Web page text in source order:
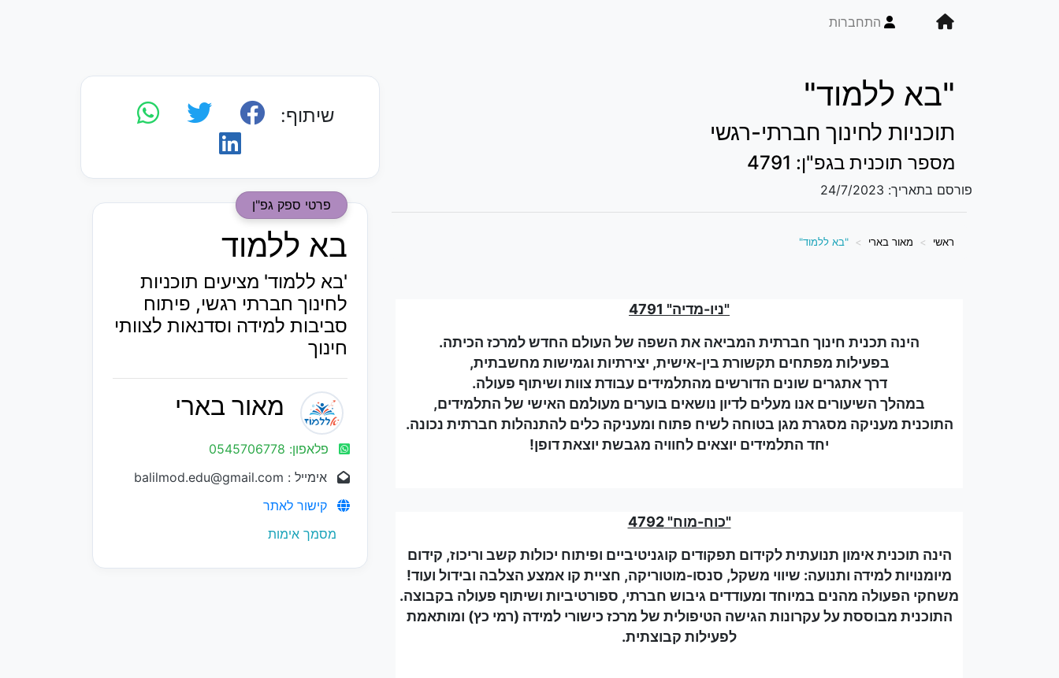
התחברות
"בא ללמוד"
תוכניות לחינוך חברתי-רגשי
מספר תוכנית בגפ"ן: 4791
פורסם בתאריך: 24/7/2023
ראשי מאור בארי "בא ללמוד"
"ניו-מדיה" 4791
הינה תכנית חינוך חברתית המביאה את השפה של העולם החדש למרכז הכיתה.
בפעילות מפתחים תקשורת בין-אישית, יצירתיות וגמישות מחשבתית,
דרך אתגרים שונים הדורשים מהתלמידים עבודת צוות ושיתוף פעולה.
במהלך השיעורים אנו מעלים לדיון נושאים בוערים מעולמם האישי של התלמידים,
התוכנית מעניקה מסגרת מגן בטוחה לשיח פתוח ומעניקה כלים להתנהלות חברתית נכונה.
יחד התלמידים יוצאים לחוויה מגבשת יוצאת דופן!
"כוח-מוח" 4792
הינה תוכנית אימון תנועתית לקידום תפקודים קוגניטיביים ופיתוח יכולות קשב וריכוז, קידום
מיומנויות למידה ותנועה: שיווי משקל, סנסו-מוטוריקה, חציית קו אמצע הצלבה ובידול ועוד!
משחקי הפעולה מהנים במיוחד ומעודדים גיבוש חברתי, ספורטיביות ושיתוף פעולה בקבוצה.
התוכנית מבוססת על עקרונות הגישה הטיפולית של מרכז כישורי למידה (רמי כץ) ומותאמת
לפעילות קבוצתית.
שיתוף:
פרטי ספק גפ"ן
בא ללמוד
'בא ללמוד' מציעים תוכניות
לחינוך חברתי רגשי, פיתוח
סביבות למידה וסדנאות לצוותי
חינוך
מאור בארי
פלאפון: 0545706778
אימייל : balilmod.edu@gmail.com
קישור לאתר
מסמך אימות